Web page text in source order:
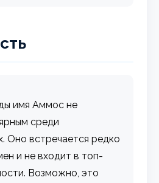
имя Аммос не
среди
Оно встречается редко
и не входит в топ-
Возможно, это